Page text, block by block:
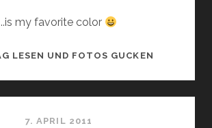
..is my favorite color
LESEN UND FOTOS GUCKEN
7. APRIL 2011